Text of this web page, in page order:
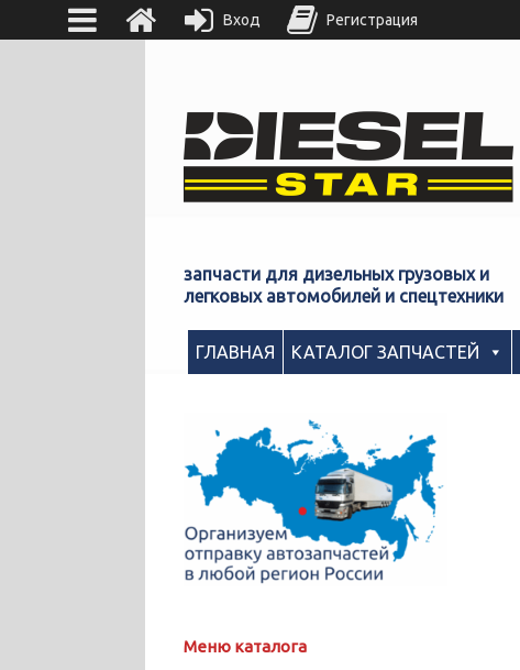
запчасти для дизельных грузовых и
легковых автомобилей и спецтехники
ГЛАВНАЯ КАТАЛОГ ЗАПЧАСТЕЙ
Меню каталога
Вход Регистрация